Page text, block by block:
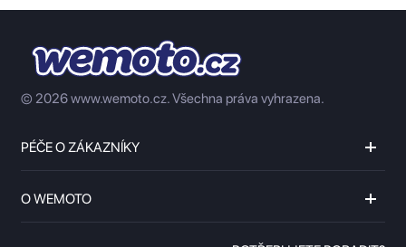
© 2026 www.wemoto.cz.Všechna práva vyhrazena.
PÉČE O ZÁKAZNÍKY
O WEMOTO